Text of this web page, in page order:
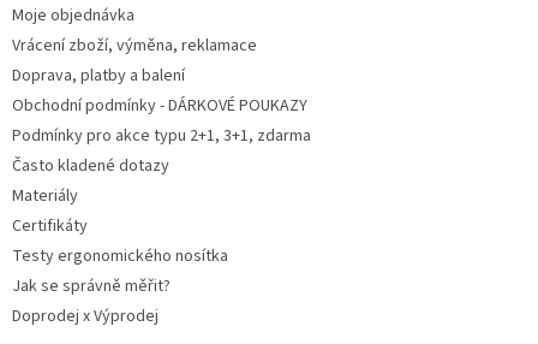
Moje objednávka
Vrácení zboží, výměna, reklamace
Doprava, platby a balení
Obchodní podmínky - DÁRKOVÉ POUKAZY
Podmínky pro akce typu 2+1, 3+1, zdarma
Často kladené dotazy
Materiály
Certifikáty
Testy ergonomického nosítka
Jak se správně měřit?
Doprodej x Výprodej